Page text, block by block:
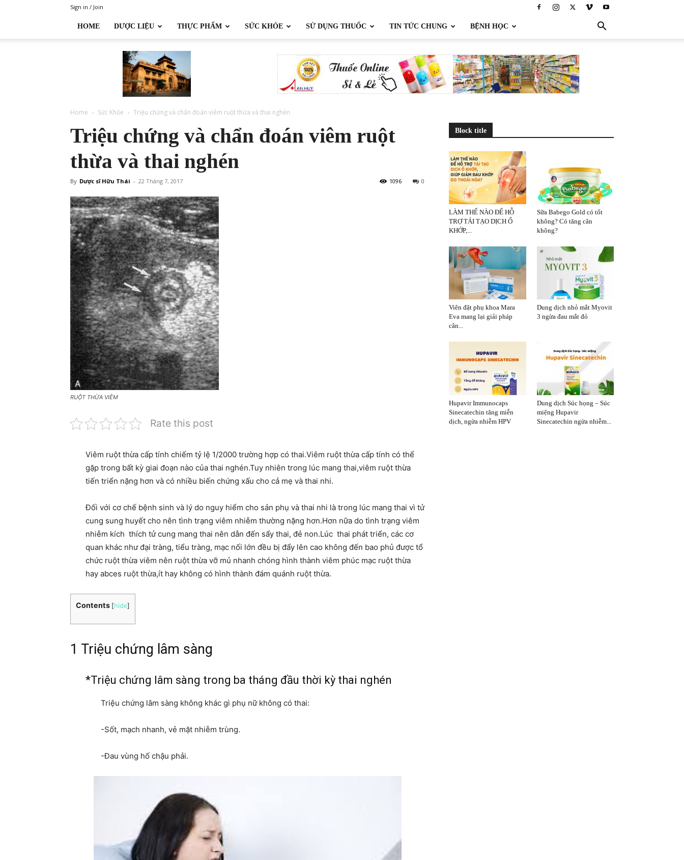
Sign in / Join
HOME DƯỢC LIỆU THỰC PHẨM SỨC KHỎE SỬ DỤNG THUỐC TIN TỨC CHUNG BỆNH HỌC
Home Sức Khỏe Triệu chứng và chẩn đoán viêm ruột thừa và thai nghén
Triệu chứng và chẩn đoán viêm ruột
thừa và thai nghén
By Dược sĩ Hữu Thái - 22 Tháng 7, 2017 0
1096
RUỘT THỪA VIÊM
Rate this post
Viêm ruột thừa cấp tính chiếm tỷ lệ 1/2000 trường hợp có thai.Viêm ruột thừa cấp tính có thể
gặp trong bất kỳ giai đoạn nào của thai nghén.Tuy nhiên trong lúc mang thai,viêm ruột thừa
tiến triển nặng hơn và có nhiều biến chứng xấu cho cả mẹ và thai nhi.
Đối với cơ chế bệnh sinh và lý do nguy hiểm cho sản phụ và thai nhi là trong lúc mang thai vì tử
cung sung huyết cho nên tình trạng viêm nhiễm thường nặng hơn.Hơn nữa do tình trạng viêm
nhiễm kích thích tử cung mang thai nên dẫn đến sẩy thai, đẻ non.Lúc thai phát triển, các cơ
quan khác như đại tràng, tiểu tràng, mạc nối lớn đều bị đẩy lên cao không đến bao phủ được tổ
chức ruột thừa viêm nên ruột thừa vỡ mủ nhanh chóng hình thành viêm phúc mạc ruột thừa
hay abces ruột thừa,ít hay không có hình thành đám quánh ruột thừa.
Contents [hide]
1 Triệu chứng lâm sàng
*Triệu chứng lâm sàng trong ba tháng đầu thời kỳ thai nghén
Triệu chứng lâm sàng không khác gì phụ nữ không có thai:
-Sốt, mạch nhanh, vẻ mặt nhiễm trùng.
-Đau vùng hố chậu phải.
Block title
LÀM THẾ NÀO ĐỂ HỖ
TRỢ TÁI TẠO DỊCH Ổ
KHỚP,...
Sữa Babego Gold có tốt
không? Có tăng cân
không?
Viên đặt phụ khoa Mara
Eva mang lại giải pháp
cân...
Dung dịch nhỏ mắt Myovit
3 ngừa đau mắt đỏ
Hupavir Immunocaps
Sinecatechin tăng miễn
dịch, ngừa nhiễm HPV
Dung dịch Súc họng – Súc
miệng Hupavir
Sinecatechin ngừa nhiễm...